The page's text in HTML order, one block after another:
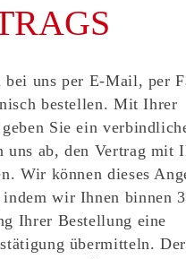
bei uns per E-Mail, per
bestellen. Mit Ihrer
Sie ein
uns ab, den Vertrag mit
Wir können dieses
indem wir Ihnen binnen
Ihrer Bestellung eine
übermitteln. Der